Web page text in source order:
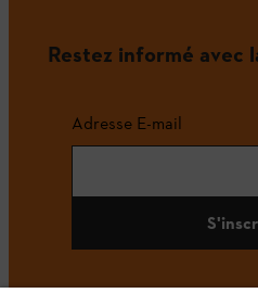
Restez informé avec
Adresse E-mail